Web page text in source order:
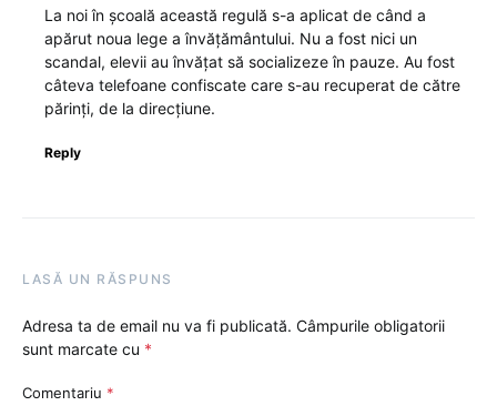
La noi în școală această regulă s-a aplicat de când a
apărut noua lege a învățământului. Nu a fost nici un
scandal, elevii au învățat să socializeze în pauze. Au fost
câteva telefoane confiscate care s-au recuperat de către
părinți, de la direcțiune.
Reply
LASĂ UN RĂSPUNS
Adresa ta de email nu va fi publicată. Câmpurile obligatorii
sunt marcate cu *
Comentariu *